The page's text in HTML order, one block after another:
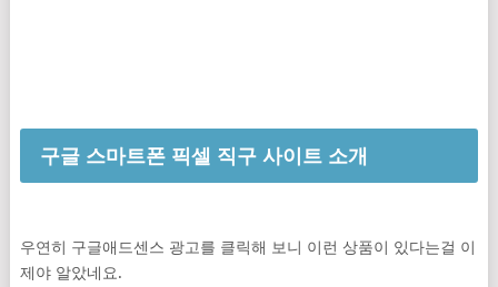
구글 스마트폰 픽셀 직구 사이트 소개
우연히 구글애드센스 광고를 클릭해 보니 이런 상품이 있다는걸 이
제야 알았네요.